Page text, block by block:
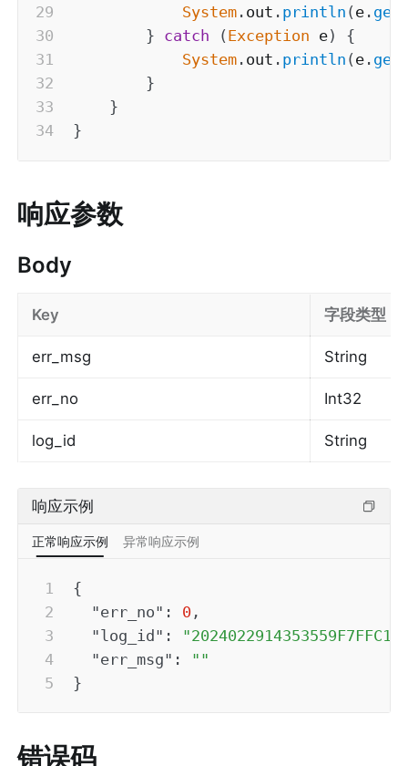
System . out . println ( e .
} catch ( Exception e)
{
System . out . println ( e .
}
}
}
响应参数
Body
Key 字段类型
err_msg String
err_no Int32
log_id String
响应示例
正常响应示例 异常响应示例
{
"err_no" : 0 ,
"log_id" :
"err_msg" :
""
}
错误码